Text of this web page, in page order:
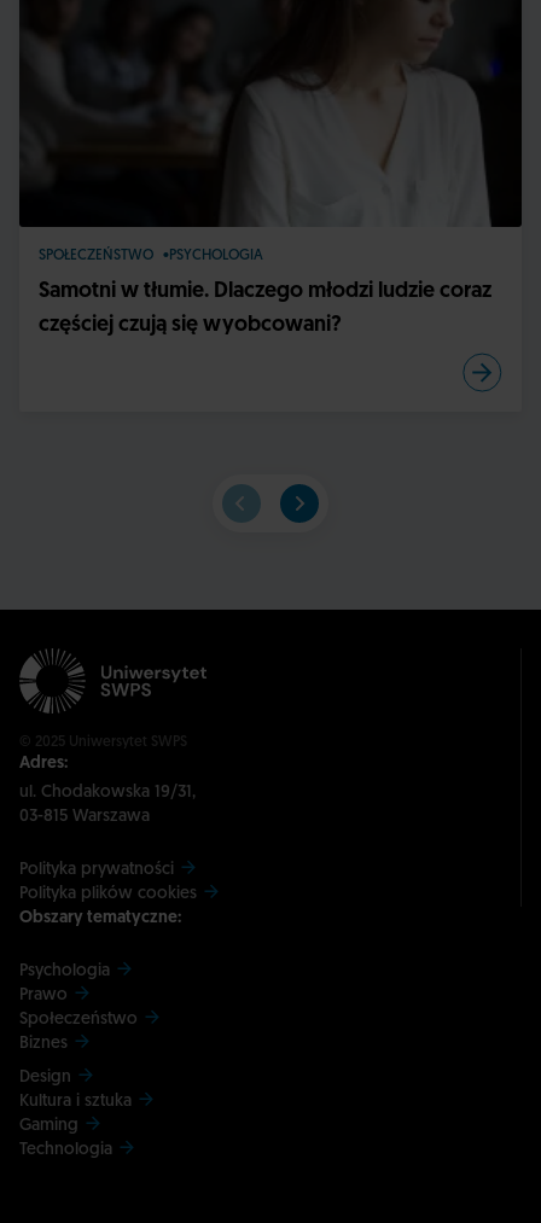
SPOŁECZEŃSTWO PSYCHOLOGIA
Samotni w tłumie. Dlaczego młodzi ludzie coraz
częściej czują się wyobcowani?
© 2025 Uniwersytet SWPS
Adres:
ul. Chodakowska 19/31,
03-815 Warszawa
Polityka prywatności
Polityka plików cookies
Obszary tematyczne:
Psychologia
Prawo
Społeczeństwo
Biznes
Design
Kultura i sztuka
Gaming
Technologia